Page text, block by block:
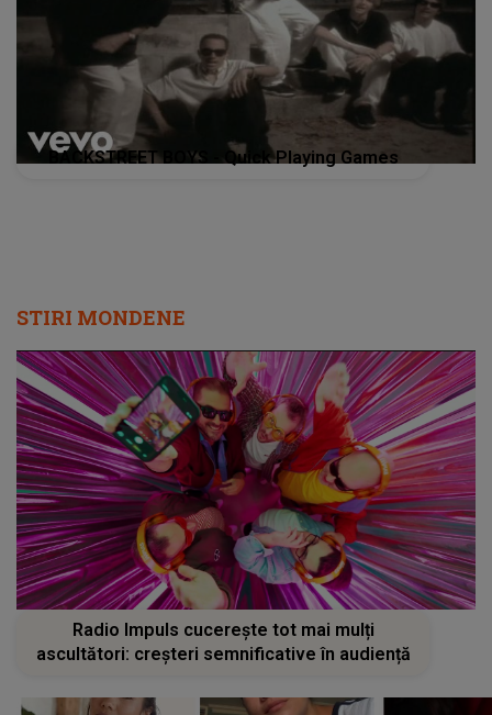
BACKSTREET BOYS - Quick Playing Games
STIRI MONDENE
Radio Impuls cucerește tot mai mulți
ascultători: creșteri semnificative în audiență